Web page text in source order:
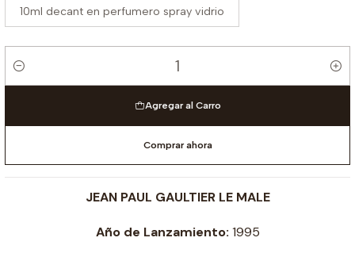
10ml decant en perfumero spray vidrio
Cantidad
Agregar al Carro
Comprar ahora
JEAN PAUL GAULTIER LE MALE
Año de Lanzamiento: 1995